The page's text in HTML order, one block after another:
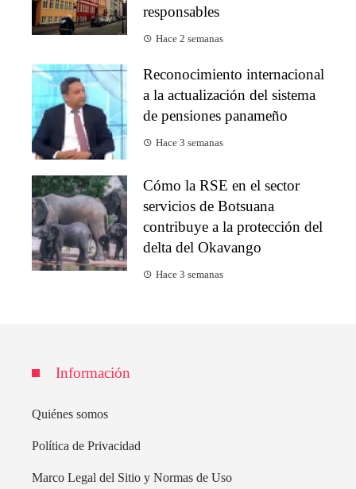
responsables
Hace 2 semanas
Reconocimiento internacional
a la actualización del sistema
de pensiones panameño
Hace 3 semanas
Cómo la RSE en el sector
servicios de Botsuana
contribuye a la protección del
delta del Okavango
Hace 3 semanas
Información
Quiénes somos
Política de Privacidad
Marco Legal del Sitio y Normas de Uso